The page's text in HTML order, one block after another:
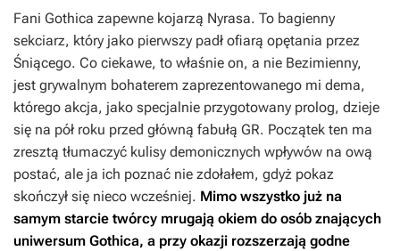
Fani Gothica zapewne kojarzą Nyrasa. To bagienny
sekciarz, który jako pierwszy padł ofiarą opętania przez
Śniącego. Co ciekawe, to właśnie on, a nie Bezimienny,
jest grywalnym bohaterem zaprezentowanego mi dema,
którego akcja, jako specjalnie przygotowany prolog, dzieje
się na pół roku przed główną fabułą GR. Początek ten ma
zresztą tłumaczyć kulisy demonicznych wpływów na ową
postać, ale ja ich poznać nie zdołałem, gdyż pokaz
skończył się nieco wcześniej. Mimo wszystko już na
samym starcie twórcy mrugają okiem do osób znających
uniwersum Gothica, a przy okazji rozszerzają godne